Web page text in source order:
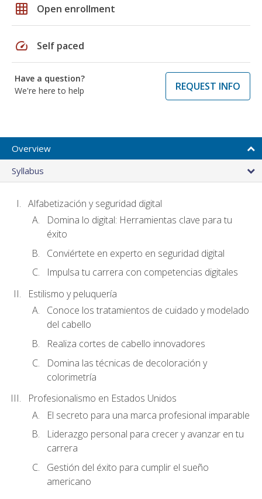
grid_on Open enrollment
speed Self paced
Have a question?
We're here to help
REQUEST INFO
Overview
Syllabus
Alfabetización y seguridad digital
Domina lo digital: Herramientas clave para tu
éxito
Conviértete en experto en seguridad digital
Impulsa tu carrera con competencias digitales
Estilismo y peluquería
Conoce los tratamientos de cuidado y modelado
del cabello
Realiza cortes de cabello innovadores
Domina las técnicas de decoloración y
colorimetría
Profesionalismo en Estados Unidos
El secreto para una marca profesional imparable
Liderazgo personal para crecer y avanzar en tu
carrera
Gestión del éxito para cumplir el sueño
americano